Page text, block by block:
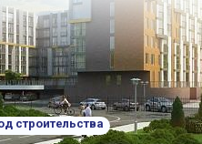
строительства